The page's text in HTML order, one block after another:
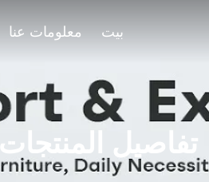
بيت معلومات عنا
تفاصيل المنتجات